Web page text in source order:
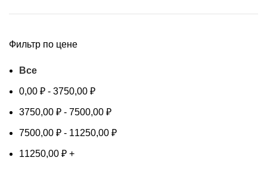
Фильтр по цене
Все
0,00 ₽ - 3750,00 ₽
3750,00 ₽ - 7500,00 ₽
7500,00 ₽ - 11250,00 ₽
11250,00 ₽ +